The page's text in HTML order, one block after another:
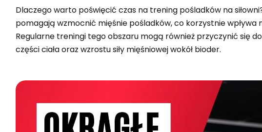
Dlaczego warto poświęcić czas na trening pośladków na
pomagają wzmocnić mięśnie pośladków, co korzystnie wpływa
Regularne treningi tego obszaru mogą również przyczynić się
części ciała oraz wzrostu siły mięśniowej wokół bioder.